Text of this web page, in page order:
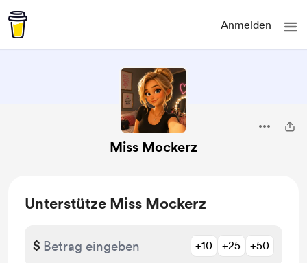
Anmelden
Miss Mockerz
Unterstütze Miss Mockerz
$ +10 +25 +50